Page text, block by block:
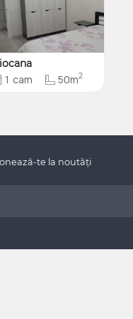
1 cam 50m2
te la noutăți